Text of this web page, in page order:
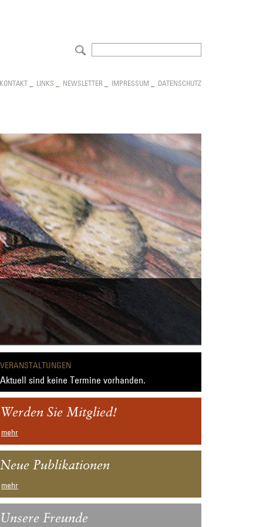
NAVIGATION
KONTAKT LINKS NEWSLETTER IMPRESSUM DATENSCHUTZ
VERANSTALTUNGEN
Aktuell sind keine Termine vorhanden.
Werden Sie Mitglied!
mehr
Neue Publikationen
mehr
Unsere Freunde